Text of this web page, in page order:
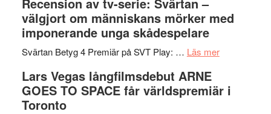
rolig
spännande
Jackie
valet
Vem
välgjort om människans mörker med
imponerande unga skådespelare
Svärtan Betyg 4 Premiär på SVT Play: … Läs merom
tv-
Lars Vegas långfilmsdebut ARNE
GOES TO SPACE får världspremiär i
Toronto